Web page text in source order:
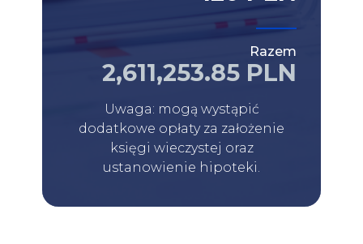
Razem
2,611,253.85 PLN
Uwaga: mogą wystąpić
dodatkowe opłaty za założenie
księgi wieczystej oraz
ustanowienie hipoteki.